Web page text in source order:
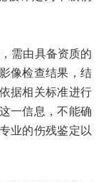
需由具备资质的
像检查结果，结
据相关标准进行
一信息，不能确
业的伤残鉴定以